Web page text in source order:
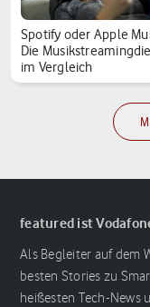
Spotify oder Apple
Die
im Vergleich
featured ist
Als Begleiter auf dem
besten Stories zu
heißesten Tech-News